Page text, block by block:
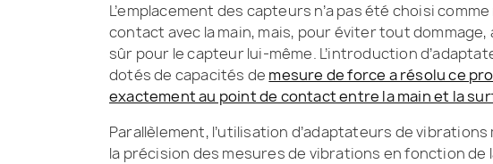
L’emplacement des capteurs n’a pas été choisi
contact avec la main, mais, pour éviter tout
sûr pour le capteur lui-même. L’introduction
dotés de capacités de mesure de force a résolu ce
exactement au point de contact entre la main et la
Parallèlement, l’utilisation d’adaptateurs de
la précision des mesures de vibrations en fonction